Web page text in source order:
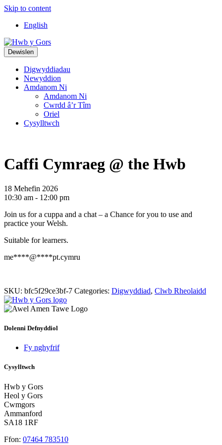
Skip to content
Top
Navigation
English
Main
Navigation
Dewislen
Digwyddiadau
Newyddion
Amdanom Ni
Amdanom Ni
Cwrdd â’r Tîm
Oriel
Cysylltwch
Caffi Cymraeg @ the Hwb
18 Mehefin 2026
10:30 am - 12:00 pm
Join us for a cuppa and a chat – a Chance for you to use and
practice your Welsh.
Suitable for learners.
me****@****pt.cymru
SKU: bfc5f29ce3bf-7 Categories: Digwyddiad, Clwb Rheolaidd
Dolenni Defnyddiol
Fy nghyfrif
Cysylltwch
Hwb y Gors
Heol y Gors
Cwmgors
Ammanford
SA18 1RF
Ffon: 07464 783510